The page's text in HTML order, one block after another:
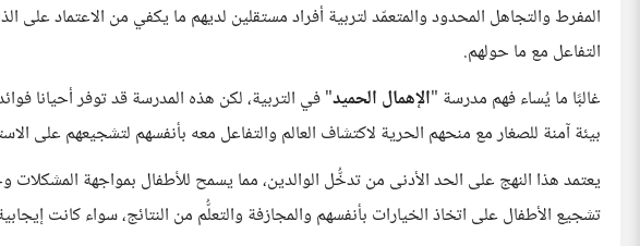
المفرط والتجاهل المحدود والمتعمّد لتربية أفراد مستقلين لديهم ما يكفي من الاعتماد
التفاعل مع ما حولهم.
غالبًا ما يُساء فهم مدرسة "الإهمال الحميد" في التربية، لكن هذه المدرسة قد توفر أحيانا
بيئة آمنة للصغار مع منحهم الحرية لاكتشاف العالم والتفاعل معه بأنفسهم لتشجيعهم على
يعتمد هذا النهج على الحد الأدنى من تدخُّل الوالدين، مما يسمح للأطفال بمواجهة
تشجيع الأطفال على اتخاذ الخيارات بأنفسهم والمجازفة والتعلُّم من النتائج، سواء كانت